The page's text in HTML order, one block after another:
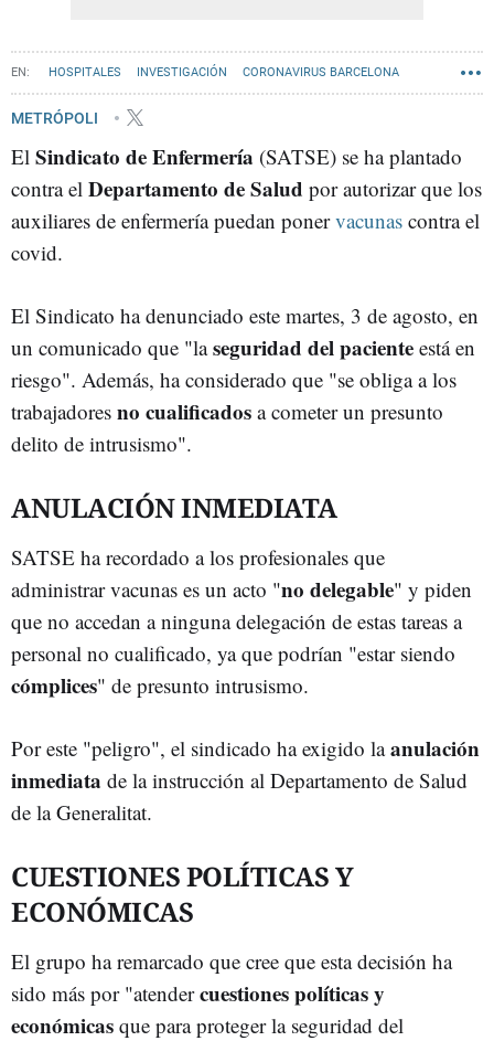
HOSPITALES INVESTIGACIÓN CORONAVIRUS BARCELONA
METRÓPOLI
El Sindicato de Enfermería (SATSE) se ha plantado
contra el Departamento de Salud por autorizar que los
auxiliares de enfermería puedan ponervacunas contra el
covid.
El Sindicato ha denunciado este martes, 3 de agosto, en
un comunicado que "laseguridad del paciente está en
riesgo". Además, ha considerado que "se obliga a los
trabajadores no cualificados a cometer un presunto
delito de intrusismo".
ANULACIÓN INMEDIATA
SATSE ha recordado a los profesionales que
administrar vacunas es un acto "no delegable" y piden
que no accedan a ninguna delegación de estas tareas a
personal no cualificado, ya que podrían "estar siendo
cómplices" de presunto intrusismo.
Por este "peligro", el sindicado ha exigido laanulación
inmediata de la instrucción al Departamento de Salud
de la Generalitat.
CUESTIONES POLÍTICAS Y
ECONÓMICAS
El grupo ha remarcado que cree que esta decisión ha
sido más por "atendercuestiones políticas y
económicas que para proteger la seguridad del